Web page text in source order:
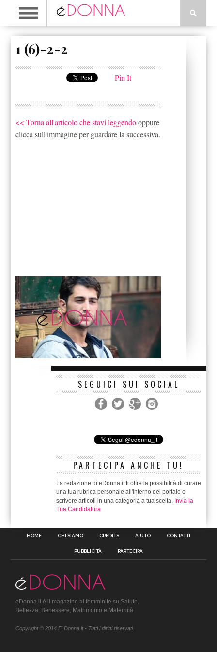
1 (6)-2-2
Pin It
<< Torna all'articolo che stavi leggendooppure
clicca sull'immagine per guardare la successiva.
SEGUICI SUI SOCIAL
PARTECIPA ANCHE TU!
La redazione di eDonna.it ti offre la possibilità di curare
una tua rubrica personale all'interno del portale o
scrivere articoli in una categoria a tua scelta. Invia la
Tua Candidatura
HOME CHI SIAMO CREDITS AIUTO CONTATTI
PUBBLICITÀ PARTECIPA
eDonna.it è il magazine al femminile su Salute,
Bellezza, Benessere, Matrimonio e Maternità.
Copyright © 2014 E' Donna.it - Tutti i diritti riservati.